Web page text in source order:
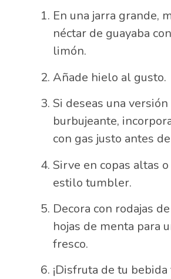
En una jarra grande,
néctar de guayaba
limón.
Añade hielo al gusto.
Si deseas una versión
burbujeante,
con gas justo antes
Sirve en copas altas o
estilo tumbler.
Decora con rodajas
hojas de menta para
fresco.
¡Disfruta de tu